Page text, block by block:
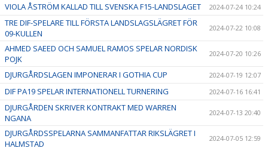
VIOLA ÅSTRÖM KALLAD TILL SVENSKA F15-LANDSLAGET 2024-07-24 10:24
TRE DIF-SPELARE TILL FÖRSTA LANDSLAGSLÄGRET FÖR
09-KULLEN
2024-07-22 10:08
AHMED SAEED OCH SAMUEL RAMOS SPELAR NORDISK
POJK
2024-07-20 10:26
DJURGÅRDSLAGEN IMPONERAR I GOTHIA CUP 2024-07-19 12:07
DIF PA19 SPELAR INTERNATIONELL TURNERING 2024-07-16 16:41
DJURGÅRDEN SKRIVER KONTRAKT MED WARREN
NGANA
2024-07-13 20:40
DJURGÅRDSSPELARNA SAMMANFATTAR RIKSLÄGRET I
HALMSTAD
2024-07-05 12:59